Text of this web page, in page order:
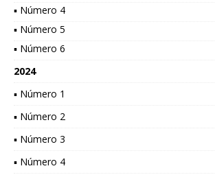
▪ Número 4
▪ Número 5
▪ Número 6
2024
▪ Número 1
▪ Número 2
▪ Número 3
▪ Número 4